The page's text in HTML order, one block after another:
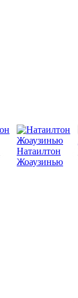
Натаилтон
Жоаузинью